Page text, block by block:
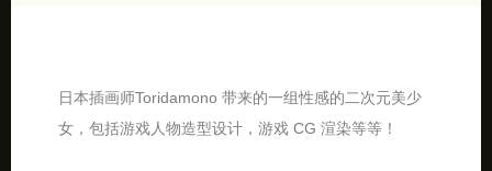
日本插画师Toridamono 带来的一组性感的二次元美少
女，包括游戏人物造型设计，游戏 CG 渲染等等！